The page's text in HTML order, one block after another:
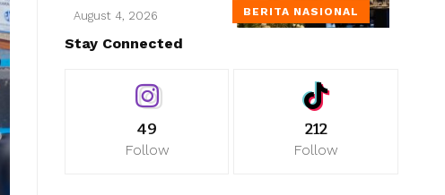
BERITA NASIONAL
August 4, 2026
Stay Connected
49
Follow
212
Follow